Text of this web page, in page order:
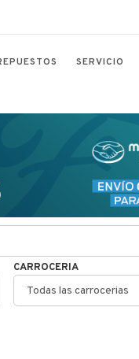
SERVICIO
CARROCERIA